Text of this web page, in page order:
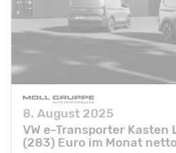
8. August 2025
VW e-Transporter Kasten
(283) Euro im Monat